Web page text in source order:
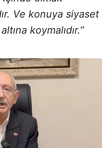
Ve konuya siyaset
koymalıdır.”